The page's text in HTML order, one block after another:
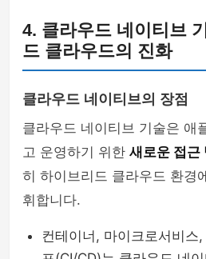
4. 클라우드 네이티브
드 클라우드의 진화
클라우드 네이티브의 장점
클라우드 네이티브 기술은 애
고 운영하기 위한 새로운 접근
히 하이브리드 클라우드 환경
휘합니다.
컨테이너, 마이크로서비스